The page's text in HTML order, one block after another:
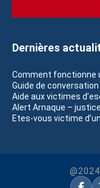
Dernières
Comment fonctionne
Guide de
Aide aux victimes
Alert Arnaque – justice
Etes-vous victime